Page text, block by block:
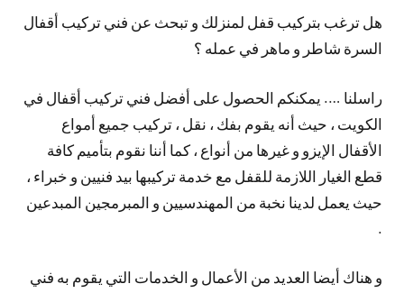
هل ترغب بتركيب قفل لمنزلك و تبحث عن فني تركيب أقفال
السرة شاطر و ماهر في عمله ؟
راسلنا …. يمكنكم الحصول على أفضل فني تركيب أقفال في
الكويت ، حيث أنه يقوم بفك ، نقل ، تركيب جميع أمواع
الأقفال الإيزو و غيرها من أنواع ، كما أننا نقوم بتأميم كافة
قطع الغيار اللازمة للقفل مع خدمة تركيبها بيد فنيين و خبراء ،
حيث يعمل لدينا نخبة من المهندسيين و المبرمجين المبدعين
.
و هناك أيضا العديد من الأعمال و الخدمات التي يقوم به فني